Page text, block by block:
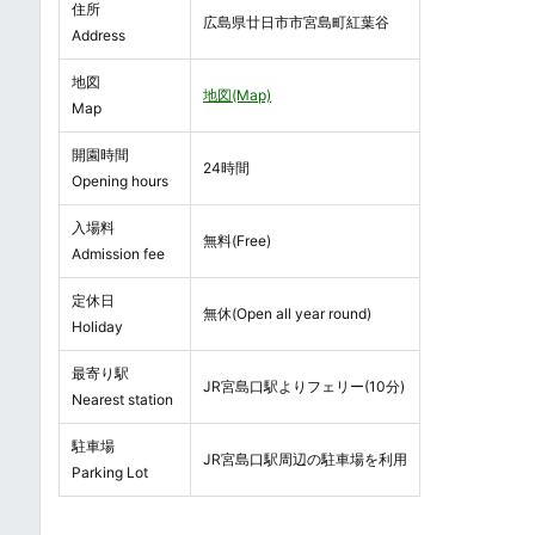
住所
Address
広島県廿日市市宮島町紅葉谷
地図
Map
地図(Map)
開園時間
Opening hours
24時間
入場料
Admission fee
無料(Free)
定休日
Holiday
無休(Open all year round)
最寄り駅
Nearest station
JR宮島口駅よりフェリー(10分)
駐車場
Parking Lot
JR宮島口駅周辺の駐車場を利用